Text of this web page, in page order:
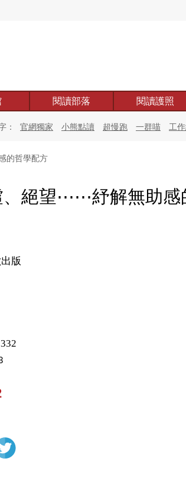
閱讀部落 閱讀護照
： 官網獨家 小熊點讀 超慢跑 一群喵 工
的哲學配方
、絕望⋯⋯紓解無助感
版